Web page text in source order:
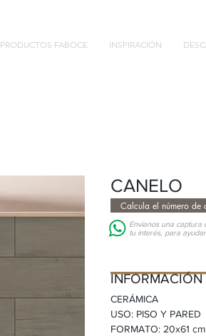
PRODUCTOS FABOCE INSPIRACIÓN
CANELO
CERÁMICA
USO: PISO Y PARED
FORMATO: 20x61 cm
Calcula el número de
Envíanos una captura
tu interés, para